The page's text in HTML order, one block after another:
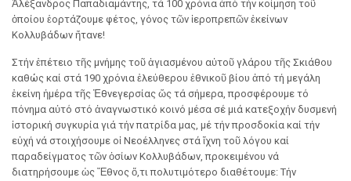
Ἀλέξανδρος Παπαδιαμάντης, τά 100 χρόνια ἀπό τήν κοίμηση τοῦ
ὁποίου ἑορτάζουμε φέτος, γόνος τῶν ἱεροπρεπῶν ἐκείνων
Κολλυβάδων ἤτανε!
Στήν ἐπέτειο τῆς μνήμης τοῦ ἁγιασμένου αὐτοῦ γλάρου τῆς Σκιάθου
καθώς καί στά 190 χρόνια ἐλεύθερου ἐθνικοῦ βίου ἀπό τή μεγάλη
ἐκείνη ἡμέρα τῆς Ἐθνεγερσίας ὥς τά σήμερα, προσφέρουμε τό
πόνημα αὐτό στό ἀναγνωστικό κοινό μέσα σέ μιά κατεξοχήν δυσμενή
ἱστορική συγκυρία γιά τήν πατρίδα μας, μέ τήν προσδοκία καί τήν
εὐχή νά στοιχήσουμε οἱ Νεοέλληνες στά ἴχνη τοῦ λόγου καί
παραδείγματος τῶν ὁσίων Κολλυβάδων, προκειμένου νά
διατηρήσουμε ὡς Ἔθνος ὅ,τι πολυτιμότερο διαθέτουμε: Τήν